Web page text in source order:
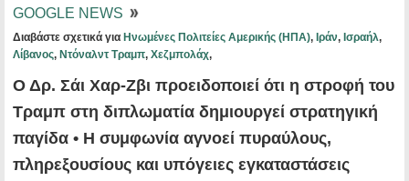
GOOGLE NEWS
Διαβάστε σχετικά για Ηνωμένες Πολιτείες Αμερικής (ΗΠΑ), Ιράν, Ισραήλ,
Λίβανος, Ντόναλντ Τραμπ, Χεζμπολάχ,
Ο Δρ. Σάι Χαρ-Ζβι προειδοποιεί ότι η στροφή του
Τραμπ στη διπλωματία δημιουργεί στρατηγική
παγίδα • Η συμφωνία αγνοεί πυραύλους,
πληρεξουσίους και υπόγειες εγκαταστάσεις